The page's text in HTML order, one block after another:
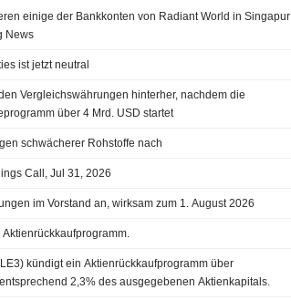
einige der Bankkonten von Radiant World in Singapur
News
ist jetzt neutral
Vergleichswährungen hinterher, nachdem die
über 4 Mrd. USD startet
schwächerer Rohstoffe nach
Call, Jul 31, 2026
im Vorstand an, wirksam zum 1. August 2026
kündigt ein Aktienrückkaufprogramm über
2,3% des ausgegebenen Aktienkapitals.